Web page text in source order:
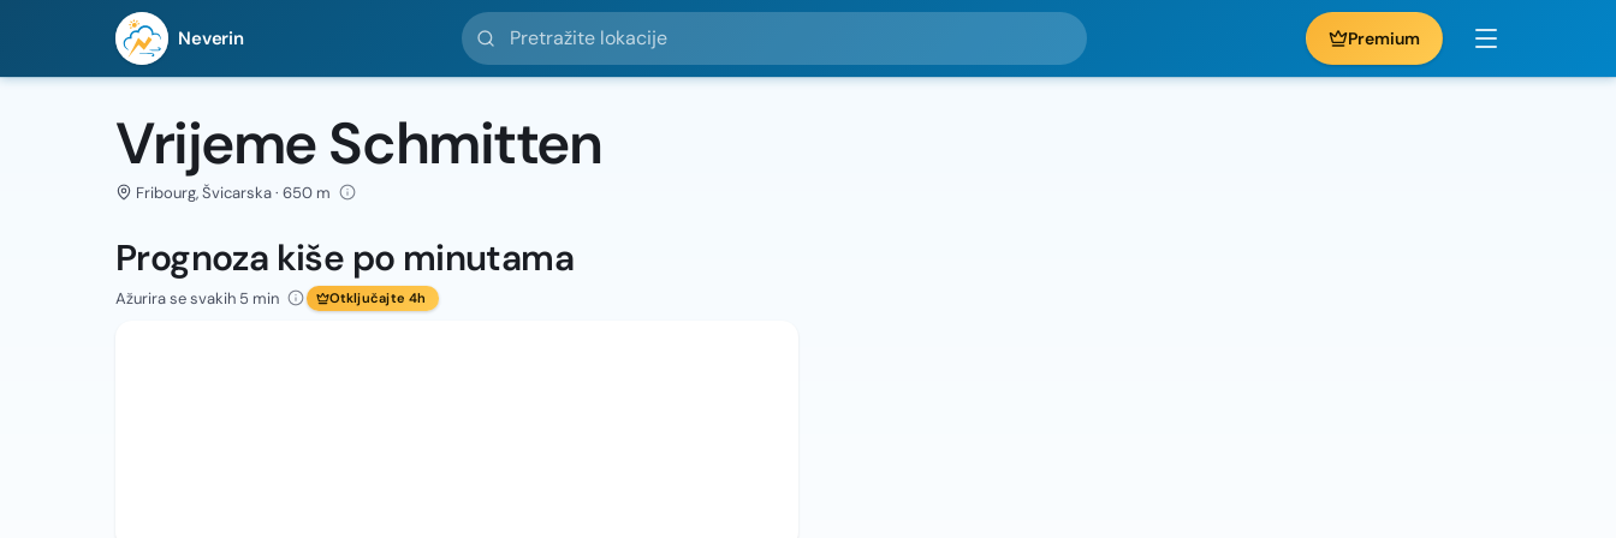
Neverin
Pretražite lokacije
Premium
Vrijeme Schmitten
Fribourg, Švicarska · 650 m
Prognoza kiše po minutama
Ažurira se svakih 5 min Otključajte 4h